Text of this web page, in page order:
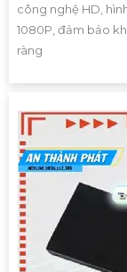
công nghệ HD,
1080P, đảm bảo
ràng